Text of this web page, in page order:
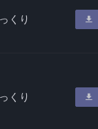
くり
くり